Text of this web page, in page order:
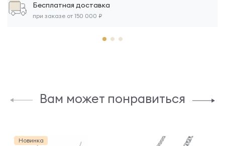
Бесплатная доставка
при заказе от 150 000 ₽
Вам может понравиться
Новинка